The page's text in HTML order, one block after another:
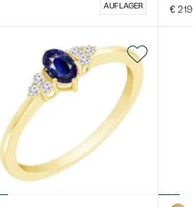
AUF LAGER € 219